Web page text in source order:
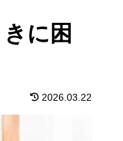
に困
2026.03.22